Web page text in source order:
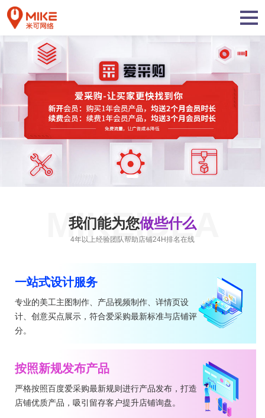
我们能为您做些什么
4年以上经验团队帮助店铺24H排名在线
MIKEIDEA
一站式设计服务
专业的美工主图制作、产品视频制作、详情页设
计、创意买点展示，符合爱采购最新标准与店铺评
分。
按照新规发布产品
严格按照百度爱采购最新规则进行产品发布，打造
店铺优质产品，吸引留存客户提升店铺询盘。